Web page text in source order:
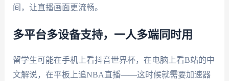
间，让直播画面更流畅。
多平台多设备支持，一人多端同时用
留学生可能在手机上看抖音世界杯，在电脑上看B站的中
文解说，在平板上追NBA直播——这时候就需要加速器